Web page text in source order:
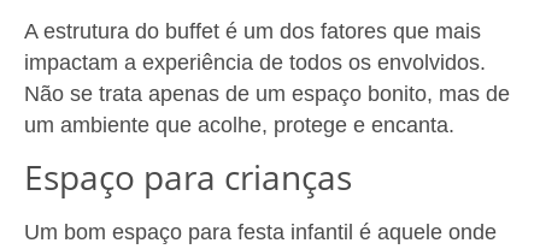
A estrutura do buffet é um dos fatores que mais
impactam a experiência de todos os envolvidos.
Não se trata apenas de um espaço bonito, mas de
um ambiente que acolhe, protege e encanta.
Espaço para crianças
Um bom espaço para festa infantil é aquele onde